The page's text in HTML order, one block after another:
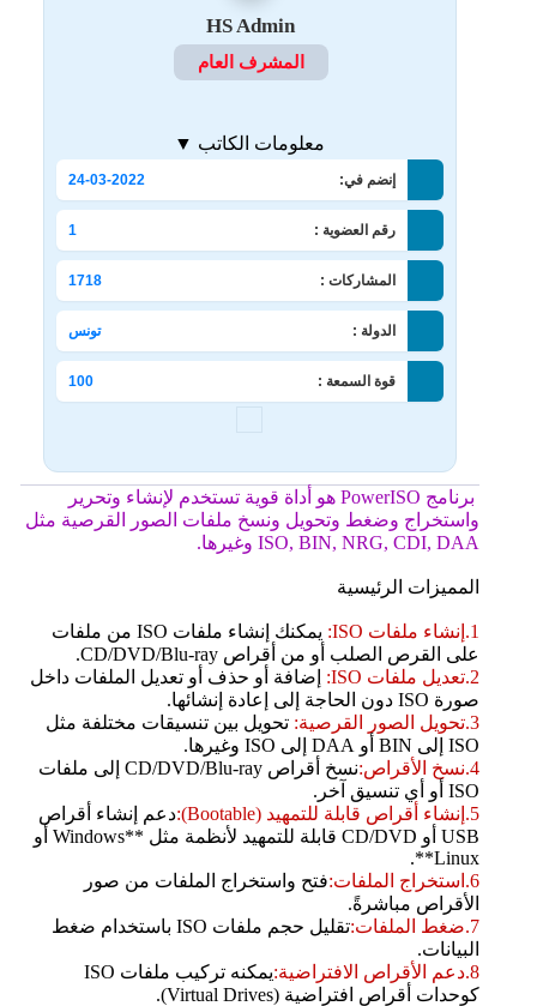
HS Admin
المشرف العام
معلومات الكاتب ▼
إنضم في: 24-03-2022
رقم العضوية : 1
المشاركات : 1718
الدولة : تونس
قوة السمعة : 100
برنامج PowerISO هو أداة قوية تستخدم لإنشاء وتحرير
واستخراج وضغط وتحويل ونسخ ملفات الصور القرصية مثل
ISO, BIN, NRG, CDI, DAA وغيرها.
المميزات الرئيسية
1.إنشاء ملفات ISO:
يمكنك إنشاء ملفات ISO من ملفات
على القرص الصلب أو من أقراص CD/DVD/Blu-ray.
2.تعديل ملفات ISO:
إضافة أو حذف أو تعديل الملفات داخل
صورة ISO دون الحاجة إلى إعادة إنشائها.
3.تحويل الصور القرصية:
تحويل بين تنسيقات مختلفة مثل
ISO إلى BIN أو DAA إلى ISO وغيرها.
4.نسخ الأقراص:
نسخ أقراص CD/DVD/Blu-ray إلى ملفات
ISO أو أي تنسيق آخر.
5.إنشاء أقراص قابلة للتمهيد (Bootable):
دعم إنشاء أقراص
USB أو CD/DVD قابلة للتمهيد لأنظمة مثل **Windows أو
Linux**.
6.استخراج الملفات:
فتح واستخراج الملفات من صور
الأقراص مباشرةً.
7.ضغط الملفات:
تقليل حجم ملفات ISO باستخدام ضغط
البيانات.
8.دعم الأقراص الافتراضية:
يمكنه تركيب ملفات ISO
كوحدات أقراص افتراضية (Virtual Drives).